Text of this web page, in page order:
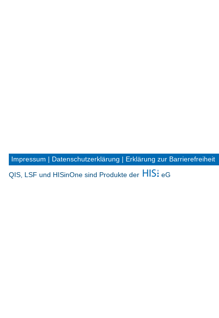
Impressum Datenschutzerklärung Erklärung zur Barrierefreiheit
QIS, LSF und HISinOne sind Produkte der eG